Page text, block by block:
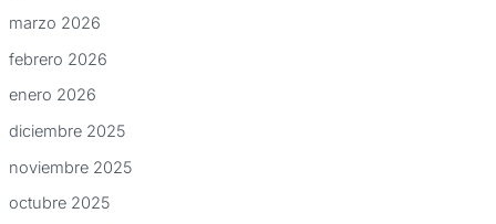
marzo 2026
febrero 2026
enero 2026
diciembre 2025
noviembre 2025
octubre 2025